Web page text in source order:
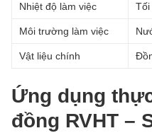
Nhiệt độ làm việc Tối
Môi trường làm việc
Vật liệu chính
Ứng dụng
đồng RVHT –